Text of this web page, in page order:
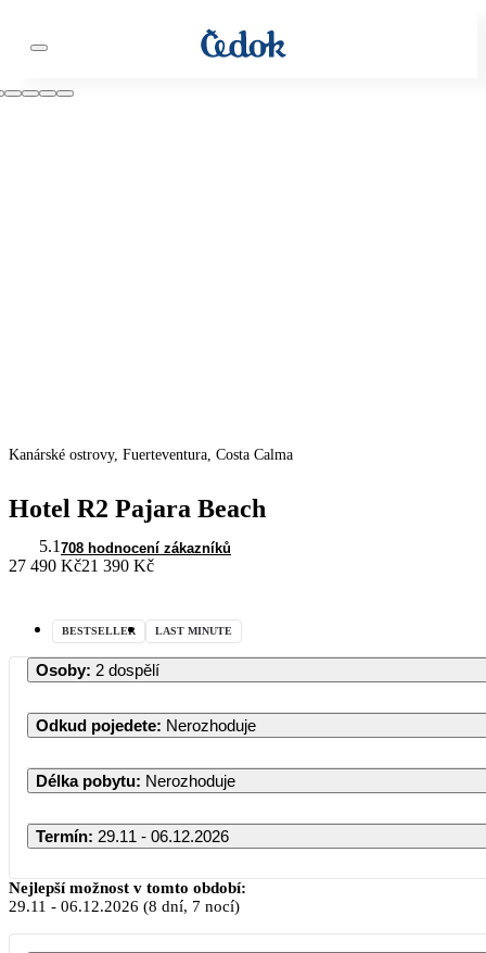
Kanárské ostrovy, Fuerteventura, Costa Calma
Hotel R2 Pajara Beach
5.1 708 hodnocení zákazníků
27 490 Kč21 390 Kč
BESTSELLER LAST MINUTE
Osoby: 2 dospělí
Odkud pojedete: Nerozhoduje
Délka pobytu: Nerozhoduje
Termín: 29.11 - 06.12.2026
PO ÚT ST ČT
Nejlepší možnost v tomto období:
29.11 - 06.12.2026 (8 dní, 7 nocí)